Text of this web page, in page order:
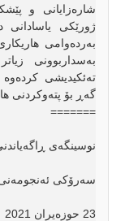
شارەزایانی و
ژورێکی
بەردەوامی
بەسداربوونی
تەئکیدیشی
گەڕ بۆ پتەوکردنی
=======
نوسینگەی
سەرۆکی ئەنجومەنی
23 حوزەیران 2021